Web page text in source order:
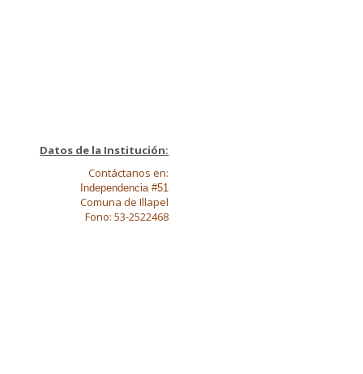
Datos de la Institución:
Contáctanos en:
Independencia #51
Comuna de Illapel
Fono: 53-2522468